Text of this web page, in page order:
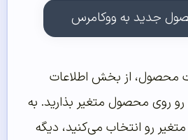
جدید به ووکامرس
محصول، از بخش اطلاعات
روی محصول متغیر بذارید. به
رو انتخاب می‌کنید، دیگه